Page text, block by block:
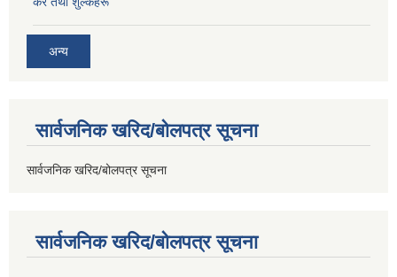
अन्य
सार्वजनिक खरिद/बोलपत्र सूचना
सार्वजनिक खरिद/बोलपत्र सूचना
सार्वजनिक खरिद/बोलपत्र सूचना